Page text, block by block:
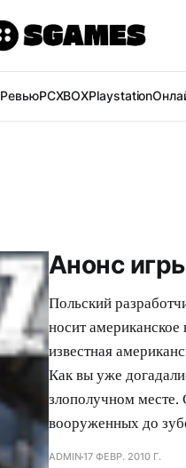
РевьюPCXBOXPlaystation
Анонс
Польский
носит
известная
Как вы уже
злополучном
вооруженных до
ADMIN17 ФЕВР. 2010 Г.